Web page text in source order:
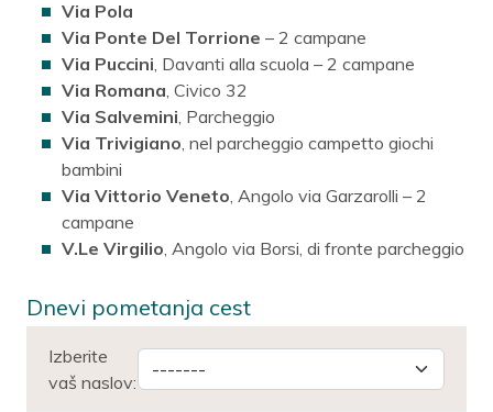
Via Pola
Via Ponte Del Torrione – 2 campane
Via Puccini , Davanti alla scuola – 2 campane
Via Romana , Civico 32
Via Salvemini , Parcheggio
Via Trivigiano , nel parcheggio campetto giochi
bambini
Via Vittorio Veneto , Angolo via Garzarolli – 2
campane
V.Le Virgilio , Angolo via Borsi, di fronte parcheggio
Dnevi pometanja cest
Izberite
vaš naslov: